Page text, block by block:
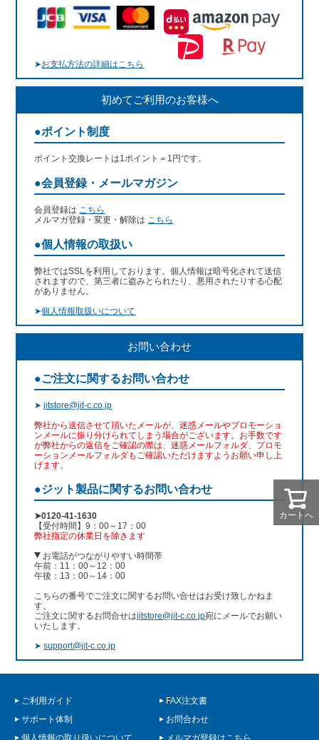
カートへ
➤お支払方法の詳細はこちら
初めてご利用のお客様へ
●ポイント制度
ポイント交換レートは1ポイント＝1円です。
●会員登録・メールマガジン
会員登録は こちら
メルマガ登録・変更・解除は こちら
●個人情報の取扱い
弊社ではSSLを利用しております。個人情報は暗号化されて送信
されますので、第三者に盗みとられたり、悪用されたりする心配
がありません。
➤個人情報取扱いについて
お問い合わせ
●ご注文に関するお問い合わせ
➤jitstore@jit-c.co.jp
弊社から送信させて頂いたメールが、迷惑メールやプロモーショ
ンメールに振り分けられてしまう場合がございます。お手数です
が弊社からの返信をご確認の際は、迷惑メールフォルダ、プロモ
ーションメールフォルダもご確認いただけますようお願い申し上
げます。
●ジット製品に関するお問い合わせ
➤0120-41-1630
【受付時間】9：00～17：00
弊社指定の休業日を除きます
お電話がつながりやすい時間帯
午前：11：00～12：00
午後：13：00～14：00
こちらの番号でご注文に関するお問い合せはお受け致しかねま
す。
ご注文に関するお問合せはjitstore@jit-c.co.jp宛にメールでお願い
いたします。
➤support@jit-c.co.jp
ご利用ガイド
FAX注文書
サポート体制
お問合わせ